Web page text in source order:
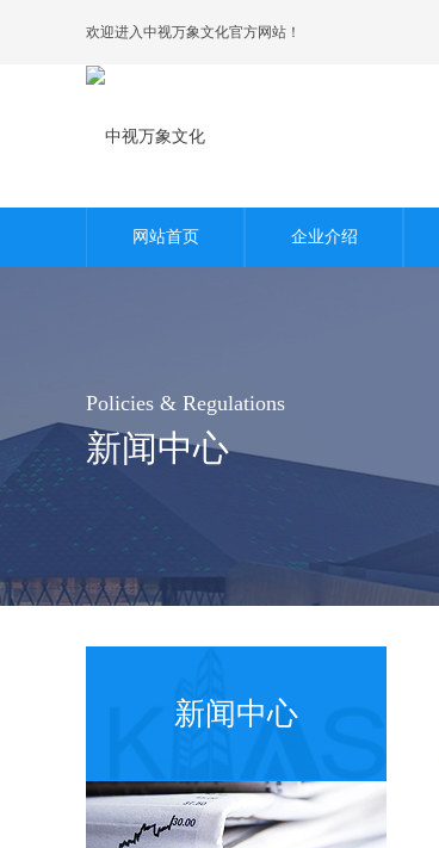
欢迎进入中视万象文化官方网站！
网站首页 企业介绍
Policies & Regulations
新闻中心
新闻中心